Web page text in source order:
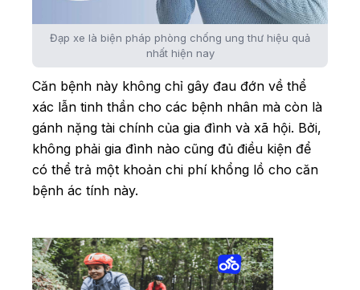
Đạp xe là biện pháp phòng chống ung thư hiệu quả
nhất hiện nay
Căn bệnh này không chỉ gây đau đớn về thể
xác lẫn tinh thần cho các bệnh nhân mà còn là
gánh nặng tài chính của gia đình và xã hội. Bởi,
không phải gia đình nào cũng đủ điều kiện để
có thể trả một khoản chi phí khổng lồ cho căn
bệnh ác tính này.